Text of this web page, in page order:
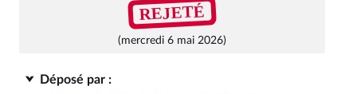
REJETÉ
(mercredi 6 mai 2026)
Déposé par :